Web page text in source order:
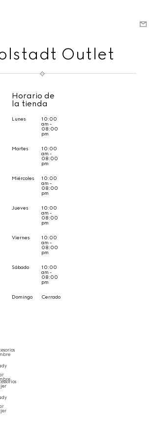
Outlet
Horario de
la tienda
Lunes 10:00
am -
08:00
pm
Martes 10:00
am -
08:00
pm
Miércoles 10:00
am -
08:00
pm
Jueves 10:00
am -
08:00
pm
Viernes 10:00
am -
08:00
pm
Sábado 10:00
am -
08:00
pm
Domingo Cerrado